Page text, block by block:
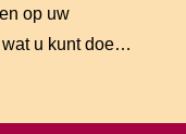
op uw
u kunt doe…